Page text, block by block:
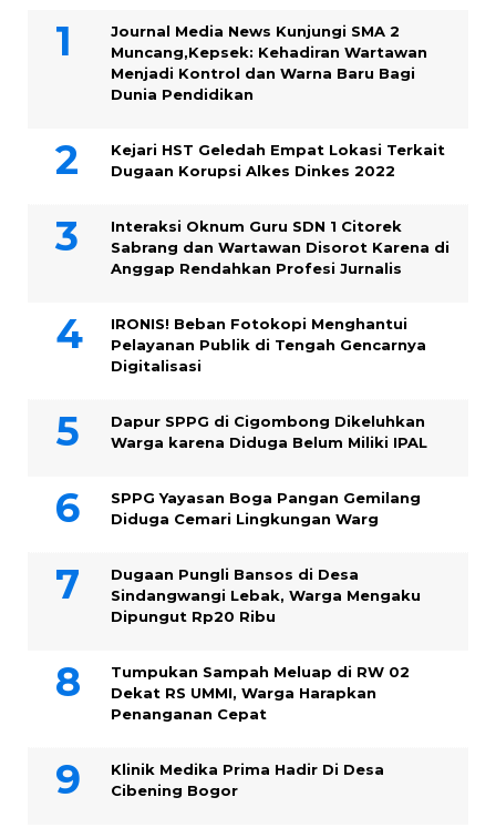
Journal Media News Kunjungi SMA 2
Muncang,Kepsek: Kehadiran Wartawan
Menjadi Kontrol dan Warna Baru Bagi
Dunia Pendidikan
Kejari HST Geledah Empat Lokasi Terkait
Dugaan Korupsi Alkes Dinkes 2022
Interaksi Oknum Guru SDN 1 Citorek
Sabrang dan Wartawan Disorot Karena di
Anggap Rendahkan Profesi Jurnalis
IRONIS! Beban Fotokopi Menghantui
Pelayanan Publik di Tengah Gencarnya
Digitalisasi
Dapur SPPG di Cigombong Dikeluhkan
Warga karena Diduga Belum Miliki IPAL
SPPG Yayasan Boga Pangan Gemilang
Diduga Cemari Lingkungan Warg
Dugaan Pungli Bansos di Desa
Sindangwangi Lebak, Warga Mengaku
Dipungut Rp20 Ribu
Tumpukan Sampah Meluap di RW 02
Dekat RS UMMI, Warga Harapkan
Penanganan Cepat
Klinik Medika Prima Hadir Di Desa
Cibening Bogor